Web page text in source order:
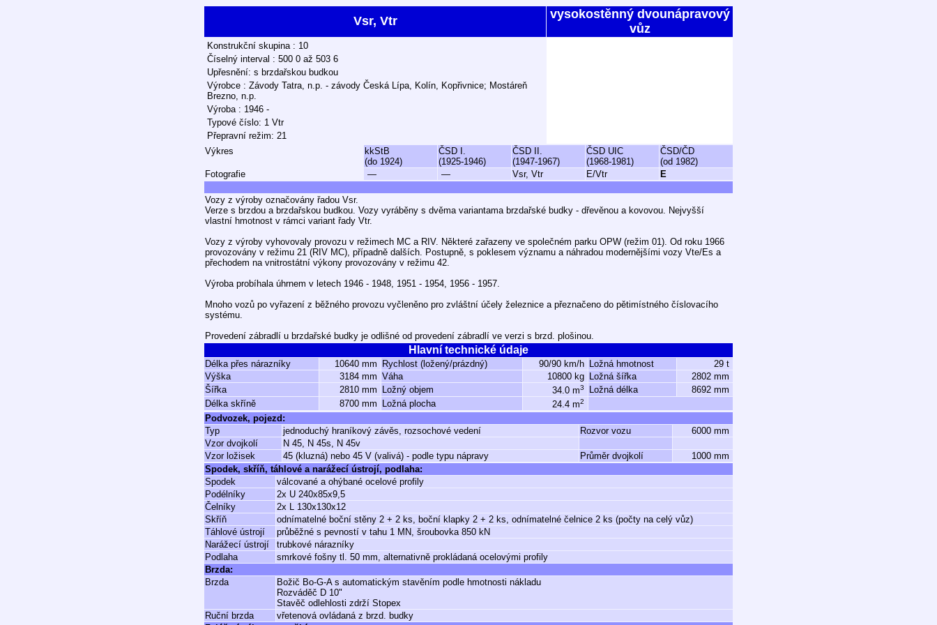
Vsr, Vtr
vysokostěnný dvounápravový
vůz
Konstrukční skupina : 10
Číselný interval : 500 0 až 503 6
Upřesnění: s brzdařskou budkou
Výrobce : Závody Tatra, n.p. - závody Česká Lípa, Kolín, Kopřivnice; Mostáreň
Brezno, n.p.
Výroba : 1946 -
Typové číslo: 1 Vtr
Přepravní režim: 21
Výkres
kkStB
(do 1924)
ČSD I.
(1925-1946)
ČSD II.
(1947-1967)
ČSD UIC
(1968-1981)
ČSD/ČD
(od 1982)
Fotografie
— — Vsr, Vtr E/Vtr E
Vozy z výroby označovány řadou Vsr.
Verze s brzdou a brzdařskou budkou. Vozy vyráběny s dvěma variantama brzdařské budky - dřevěnou a kovovou. Nejvyšší
vlastní hmotnost v rámci variant řady Vtr.
Vozy z výroby vyhovovaly provozu v režimech MC a RIV. Některé zařazeny ve společném parku OPW (režim 01). Od roku 1966
provozovány v režimu 21 (RIV MC), případně dalších. Postupně, s poklesem významu a náhradou modernějšími vozy Vte/Es a
přechodem na vnitrostátní výkony provozovány v režimu 42.
Výroba probíhala úhrnem v letech 1946 - 1948, 1951 - 1954, 1956 - 1957.
Mnoho vozů po vyřazení z běžného provozu vyčleněno pro zvláštní účely železnice a přeznačeno do pětimístného číslovacího
systému.
Provedení zábradlí u brzdařské budky je odlišné od provedení zábradlí ve verzi s brzd. plošinou.
Hlavní technické údaje
Délka přes nárazníky 10640 mm Rychlost (ložený/prázdný) 90/90 km/h Ložná hmotnost
29 t
Výška
3184 mm Váha 10800 kg Ložná šířka
2802 mm
Šířka
2810 mm Ložný objem 34.0 m3 Ložná délka
8692 mm
Délka skříně
8700 mm Ložná plocha 24.4 m2
Podvozek, pojezd:
Typ
jednoduchý hraníkový závěs, rozsochové vedení Rozvor vozu
6000 mm
Vzor dvojkolí
N 45, N 45s, N 45v
Vzor ložisek
45 (kluzná) nebo 45 V (valivá) - podle typu nápravy Průměr dvojkolí
1000 mm
Spodek, skříň, táhlové a narážecí ústrojí, podlaha:
Spodek
válcované a ohýbané ocelové profily
Podélníky
2x U 240x85x9,5
Čelníky
2x L 130x130x12
Skříň
odnímatelné boční stěny 2 + 2 ks, boční klapky 2 + 2 ks, odnímatelné čelnice 2 ks (počty na celý vůz)
Táhlové ústrojí
průběžné s pevností v tahu 1 MN, šroubovka 850 kN
Narážecí ústrojí
trubkové nárazníky
Podlaha
smrkové fošny tl. 50 mm, alternativně prokládaná ocelovými profily
Brzda:
Brzda
Božič Bo-G-A s automatickým stavěním podle hmotnosti nákladu
Rozváděč D 10"
Stavěč odlehlosti zdrží Stopex
Ruční brzda
vřetenová ovládaná z brzd. budky